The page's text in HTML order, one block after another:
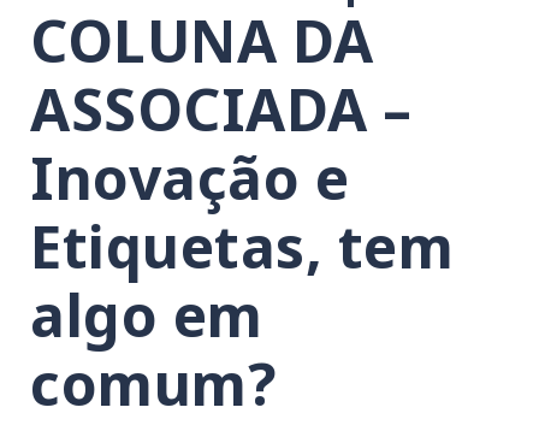
COLUNA DA
ASSOCIADA –
Inovação e
Etiquetas, tem
algo em
comum?